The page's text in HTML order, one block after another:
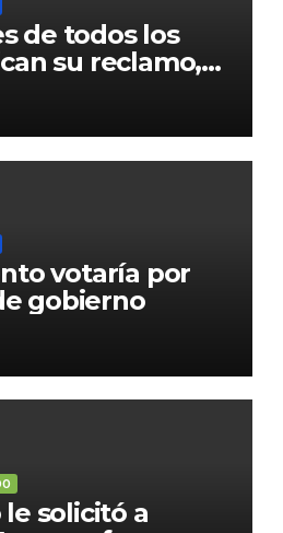
de todos los
su reclamo,
votaría por
gobierno
solicitó a